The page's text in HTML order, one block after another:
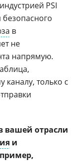
индустрией PSI
в
не
напрямую.
только с
вашей отрасли
и